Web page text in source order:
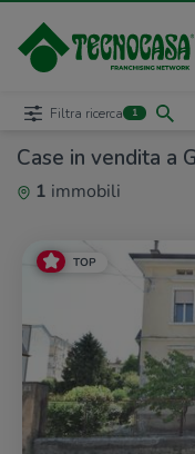
Case in vendita a
1 immobili
Filtra ricerca 1
TOP